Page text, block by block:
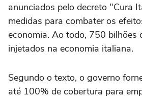
anunciados pelo decreto "Cura
medidas para combater os
economia. Ao todo, 750 bilhões
injetados na economia italiana.
Segundo o texto, o governo
até 100% de cobertura para